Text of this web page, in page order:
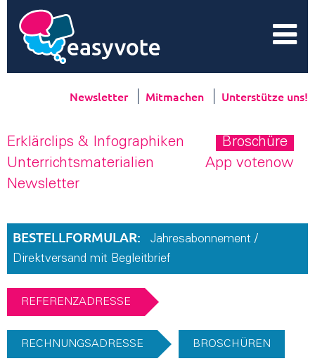
Newsletter Mitmachen Unterstütze uns!
Erklärclips & Infographiken
Broschüre
Unterrichtsmaterialien
App votenow
Newsletter
BESTELLFORMULAR:
Jahresabonnement /
Direktversand mit Begleitbrief
REFERENZADRESSE
RECHNUNGSADRESSE BROSCHÜREN